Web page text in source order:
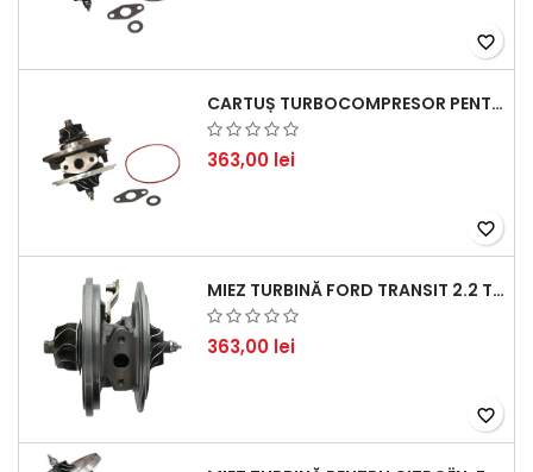
favorite_border
CARTUȘ TURBOCOMPRESOR PENTRU VW, AUDI, SEAT, SKODA - MOTOR DIESEL 2.0 TDI
363,00 lei
favorite_border
MIEZ TURBINĂ FORD TRANSIT 2.2 TDCI (2007-2016)
363,00 lei
favorite_border